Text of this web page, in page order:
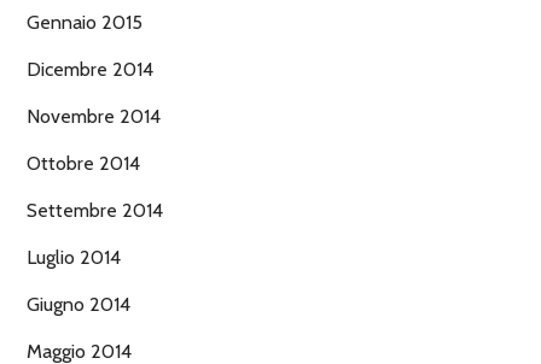
Gennaio 2015
Dicembre 2014
Novembre 2014
Ottobre 2014
Settembre 2014
Luglio 2014
Giugno 2014
Maggio 2014